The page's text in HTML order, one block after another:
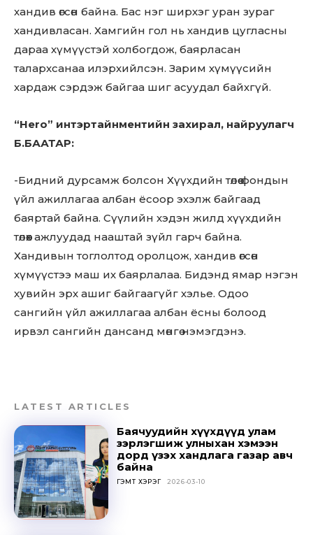
хандив өгсөн байна. Бас нэг ширхэг уран зураг
хандивласан. Хамгийн гол нь хандив цугласны
дараа хүмүүстэй холбогдож, баярласан
талархсанаа илэрхийлсэн. Зарим хүмүүсийн
хардаж сэрдэж байгаа шиг асуудал байхгүй.
“Hero” интэртайнментийн захирал, найруулагч
Б.БААТАР:
-Бидний дурсамж болсон Хүүхдийн төлөө фондын
үйл ажиллагаа албан ёсоор эхэлж байгаад
баяртай байна. Сүүлийн хэдэн жилд хүүхдийн
төлөөх ажлуудад нааштай зүйл гарч байна.
Хандивын тоглолтод оролцож, хандив өгсөн
хүмүүстээ маш их баярлалаа. Бидэнд ямар нэгэн
хувийн эрх ашиг байгаагүйг хэлье. Одоо
сангийн үйл ажиллагаа албан ёсны болоод
ирвэл сангийн дансанд мөнгө нэмэгдэнэ.
LATEST ARTICLES
Баячуудийн хүүхдүүд улам
зэрлэгшиж улныхан хэмээн
дорд үзэх хандлага газар авч
байна
ГЭМТ ХЭРЭГ 2026-03-10